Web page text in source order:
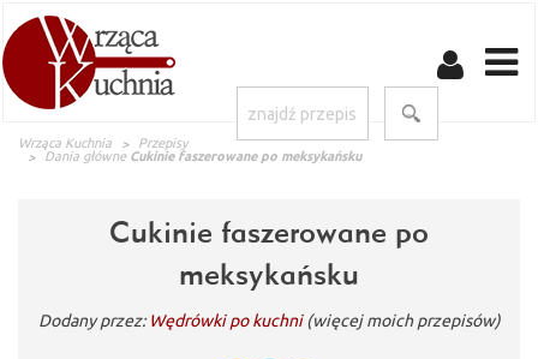
Wrząca Kuchnia
Przepisy
Dania główne Cukinie faszerowane po meksykańsku
Cukinie faszerowane po
meksykańsku
Dodany przez:Wędrówki po kuchni (więcej moich przepisów)